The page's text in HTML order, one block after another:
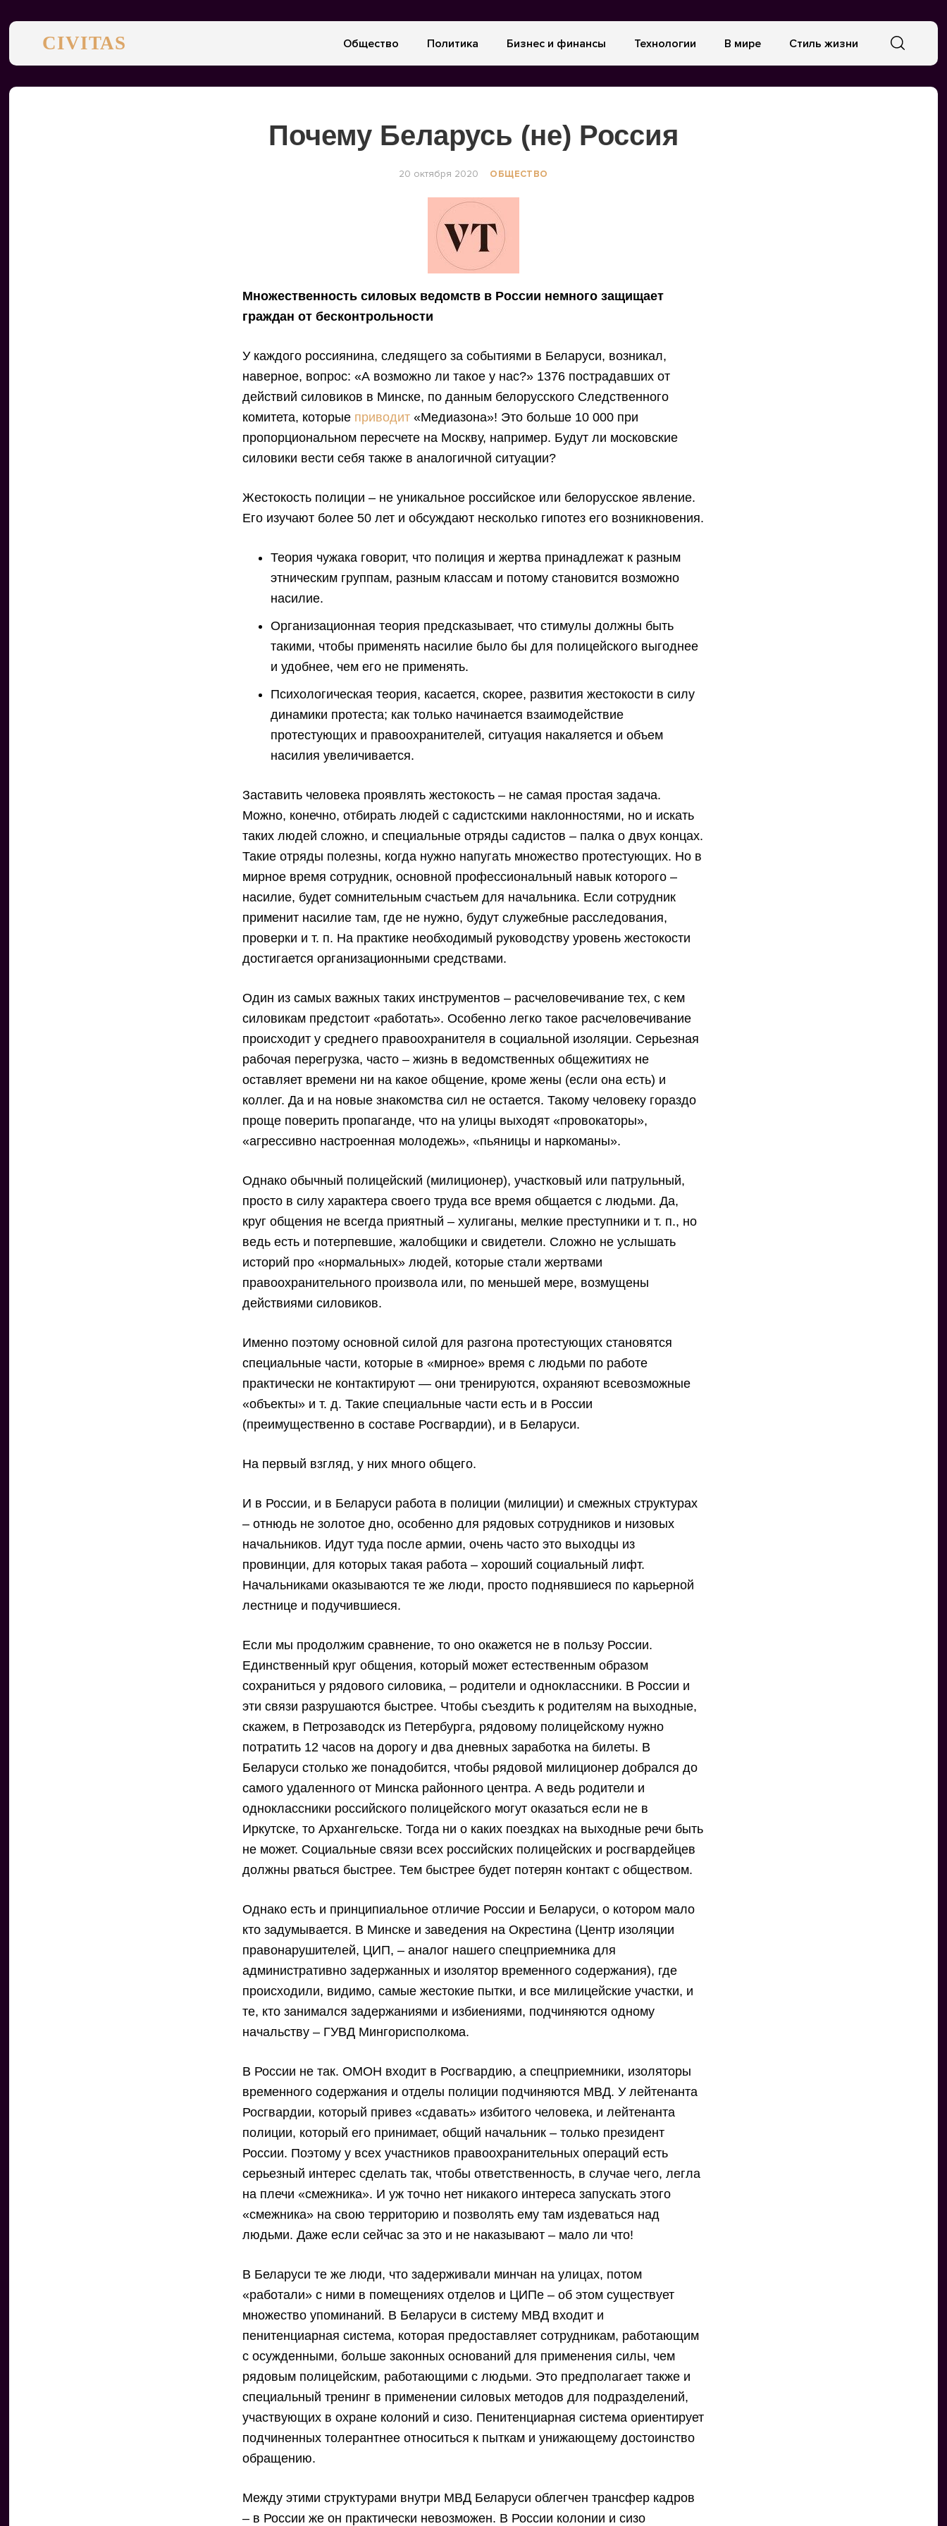
CIVITAS Общество Политика Бизнес и финансы Технологии В мире Стиль жизни
Почему Беларусь (не) Россия
20 октября 2020 ОБЩЕСТВО
Множественность силовых ведомств в России немного защищает
граждан от бесконтрольности
У каждого россиянина, следящего за событиями в Беларуси, возникал,
наверное, вопрос: «А возможно ли такое у нас?» 1376 пострадавших от
действий силовиков в Минске, по данным белорусского Следственного
комитета, которые приводит «Медиазона»! Это больше 10 000 при
пропорциональном пересчете на Москву, например. Будут ли московские
силовики вести себя также в аналогичной ситуации?
Жестокость полиции – не уникальное российское или белорусское явление.
Его изучают более 50 лет и обсуждают несколько гипотез его возникновения.
Теория чужака говорит, что полиция и жертва принадлежат к разным
этническим группам, разным классам и потому становится возможно
насилие.
Организационная теория предсказывает, что стимулы должны быть
такими, чтобы применять насилие было бы для полицейского выгоднее
и удобнее, чем его не применять.
Психологическая теория, касается, скорее, развития жестокости в силу
динамики протеста; как только начинается взаимодействие
протестующих и правоохранителей, ситуация накаляется и объем
насилия увеличивается.
Заставить человека проявлять жестокость – не самая простая задача.
Можно, конечно, отбирать людей с садистскими наклонностями, но и искать
таких людей сложно, и специальные отряды садистов – палка о двух концах.
Такие отряды полезны, когда нужно напугать множество протестующих. Но в
мирное время сотрудник, основной профессиональный навык которого –
насилие, будет сомнительным счастьем для начальника. Если сотрудник
применит насилие там, где не нужно, будут служебные расследования,
проверки и т. п. На практике необходимый руководству уровень жестокости
достигается организационными средствами.
Один из самых важных таких инструментов – расчеловечивание тех, с кем
силовикам предстоит «работать». Особенно легко такое расчеловечивание
происходит у среднего правоохранителя в социальной изоляции. Серьезная
рабочая перегрузка, часто – жизнь в ведомственных общежитиях не
оставляет времени ни на какое общение, кроме жены (если она есть) и
коллег. Да и на новые знакомства сил не остается. Такому человеку гораздо
проще поверить пропаганде, что на улицы выходят «провокаторы»,
«агрессивно настроенная молодежь», «пьяницы и наркоманы».
Однако обычный полицейский (милиционер), участковый или патрульный,
просто в силу характера своего труда все время общается с людьми. Да,
круг общения не всегда приятный – хулиганы, мелкие преступники и т. п., но
ведь есть и потерпевшие, жалобщики и свидетели. Сложно не услышать
историй про «нормальных» людей, которые стали жертвами
правоохранительного произвола или, по меньшей мере, возмущены
действиями силовиков.
Именно поэтому основной силой для разгона протестующих становятся
специальные части, которые в «мирное» время с людьми по работе
практически не контактируют ― они тренируются, охраняют всевозможные
«объекты» и т. д. Такие специальные части есть и в России
(преимущественно в составе Росгвардии), и в Беларуси.
На первый взгляд, у них много общего.
И в России, и в Беларуси работа в полиции (милиции) и смежных структурах
– отнюдь не золотое дно, особенно для рядовых сотрудников и низовых
начальников. Идут туда после армии, очень часто это выходцы из
провинции, для которых такая работа – хороший социальный лифт.
Начальниками оказываются те же люди, просто поднявшиеся по карьерной
лестнице и подучившиеся.
Если мы продолжим сравнение, то оно окажется не в пользу России.
Единственный круг общения, который может естественным образом
сохраниться у рядового силовика, – родители и одноклассники. В России и
эти связи разрушаются быстрее. Чтобы съездить к родителям на выходные,
скажем, в Петрозаводск из Петербурга, рядовому полицейскому нужно
потратить 12 часов на дорогу и два дневных заработка на билеты. В
Беларуси столько же понадобится, чтобы рядовой милиционер добрался до
самого удаленного от Минска районного центра. А ведь родители и
одноклассники российского полицейского могут оказаться если не в
Иркутске, то Архангельске. Тогда ни о каких поездках на выходные речи быть
не может. Социальные связи всех российских полицейских и росгвардейцев
должны рваться быстрее. Тем быстрее будет потерян контакт с обществом.
Однако есть и принципиальное отличие России и Беларуси, о котором мало
кто задумывается. В Минске и заведения на Окрестина (Центр изоляции
правонарушителей, ЦИП, – аналог нашего спецприемника для
административно задержанных и изолятор временного содержания), где
происходили, видимо, самые жестокие пытки, и все милицейские участки, и
те, кто занимался задержаниями и избиениями, подчиняются одному
начальству – ГУВД Мингорисполкома.
В России не так. ОМОН входит в Росгвардию, а спецприемники, изоляторы
временного содержания и отделы полиции подчиняются МВД. У лейтенанта
Росгвардии, который привез «сдавать» избитого человека, и лейтенанта
полиции, который его принимает, общий начальник – только президент
России. Поэтому у всех участников правоохранительных операций есть
серьезный интерес сделать так, чтобы ответственность, в случае чего, легла
на плечи «смежника». И уж точно нет никакого интереса запускать этого
«смежника» на свою территорию и позволять ему там издеваться над
людьми. Даже если сейчас за это и не наказывают – мало ли что!
В Беларуси те же люди, что задерживали минчан на улицах, потом
«работали» с ними в помещениях отделов и ЦИПе – об этом существует
множество упоминаний. В Беларуси в систему МВД входит и
пенитенциарная система, которая предоставляет сотрудникам, работающим
с осужденными, больше законных оснований для применения силы, чем
рядовым полицейским, работающими с людьми. Это предполагает также и
специальный тренинг в применении силовых методов для подразделений,
участвующих в охране колоний и сизо. Пенитенциарная система ориентирует
подчиненных толерантнее относиться к пыткам и унижающему достоинство
обращению.
Между этими структурами внутри МВД Беларуси облегчен трансфер кадров
– в России же он практически невозможен. В России колонии и сизо